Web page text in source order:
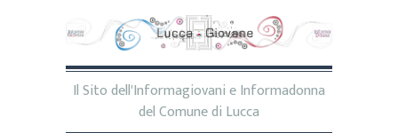
Il Sito dell'Informagiovani e Informadonna
del Comune di Lucca